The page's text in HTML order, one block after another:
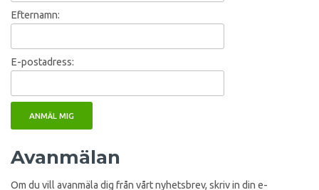
Efternamn:
E-postadress:
Avanmälan
Om du vill avanmäla dig från vårt nyhetsbrev, skriv in din e-